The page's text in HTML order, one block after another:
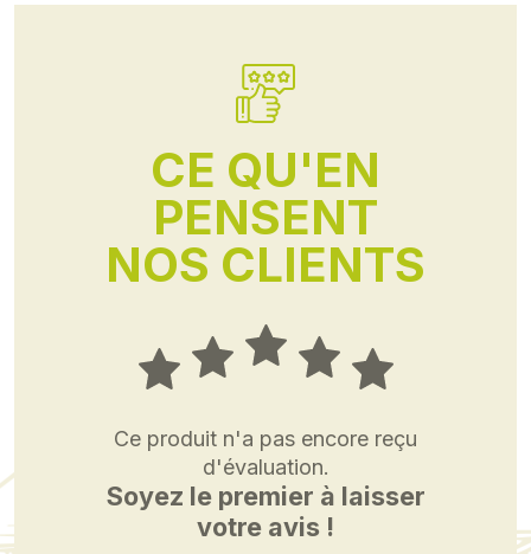
CE QU'EN
PENSENT
NOS CLIENTS
Ce produit n'a pas encore reçu
d'évaluation.
Soyez le premier à laisser
votre avis !